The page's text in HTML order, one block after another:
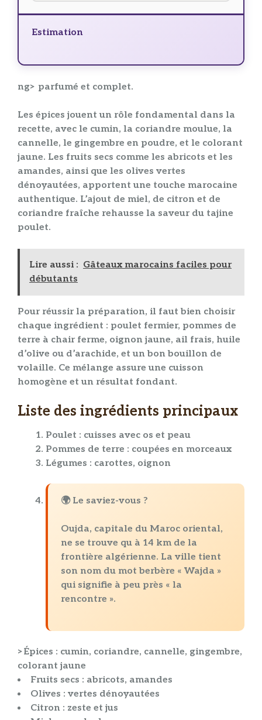
Estimation
ng> parfumé et complet.
Les épices jouent un rôle fondamental dans la
recette, avec le cumin, la coriandre moulue, la
cannelle, le gingembre en poudre, et le colorant
jaune. Les fruits secs comme les abricots et les
amandes, ainsi que les olives vertes
dénoyautées, apportent une touche marocaine
authentique. L’ajout de miel, de citron et de
coriandre fraîche rehausse la saveur du tajine
poulet.
Lire aussi : Gâteaux marocains faciles pour
débutants
Pour réussir la préparation, il faut bien choisir
chaque ingrédient : poulet fermier, pommes de
terre à chair ferme, oignon jaune, ail frais, huile
d’olive ou d’arachide, et un bonbouillon de
volaille. Ce mélange assure une cuisson
homogène et un résultat fondant.
Liste des ingrédients principaux
Poulet : cuisses avec os et peau
Pommes de terre : coupées en morceaux
Légumes : carottes, oignon
🌍 Le saviez-vous ?
Oujda, capitale du Maroc oriental,
ne se trouve qu à 14 km de la
frontière algérienne. La ville tient
son nom du mot berbère « Wajda »
qui signifie à peu près « la
rencontre ».
>Épices : cumin, coriandre, cannelle, gingembre,
colorant jaune
Fruits secs : abricots, amandes
Olives : vertes dénoyautées
Citron : zeste et jus